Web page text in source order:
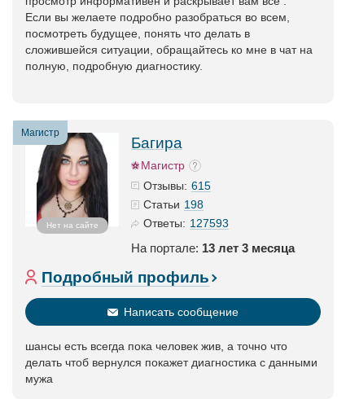
Если вы желаете подробно разобраться во всем,
посмотреть будущее, понять что делать в
сложившейся ситуации, обращайтесь ко мне в чат на
полную, подробную диагностику.
Магистр
Нет на сайте
Багира
Магистр
Отзывы: 615
Статьи 198
Ответы: 127593
На портале: 13 лет 3 месяца
Подробный профиль
Написать сообщение
шансы есть всегда пока человек жив, а точно что
делать чтоб вернулся покажет диагностика с данными
мужа